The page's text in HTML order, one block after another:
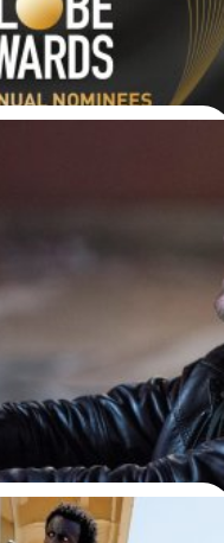
งจากการฉายซีรีส์
เลยแม้แต่เหรียญ
ม่ได้รับส่วนแบ่งจาก
าฉายรีรันเลยแม้แต่